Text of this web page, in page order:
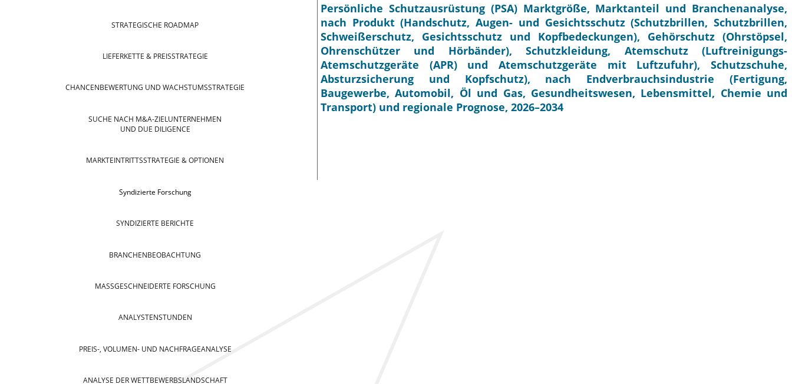
STRATEGISCHE ROADMAP
LIEFERKETTE & PREISSTRATEGIE
CHANCENBEWERTUNG UND WACHSTUMSSTRATEGIE
SUCHE NACH M&A-ZIELUNTERNEHMEN
UND DUE DILIGENCE
MARKTEINTRITTSSTRATEGIE & OPTIONEN
Syndizierte Forschung
SYNDIZIERTE BERICHTE
BRANCHENBEOBACHTUNG
MASSGESCHNEIDERTE FORSCHUNG
ANALYSTENSTUNDEN
PREIS-, VOLUMEN- UND NACHFRAGEANALYSE
ANALYSE DER WETTBEWERBSLANDSCHAFT
Persönliche Schutzausrüstung (PSA) Marktgröße, Marktanteil und Branchenanalyse,
nach Produkt (Handschutz, Augen- und Gesichtsschutz (Schutzbrillen, Schutzbrillen,
Schweißerschutz, Gesichtsschutz und Kopfbedeckungen), Gehörschutz (Ohrstöpsel,
Ohrenschützer und Hörbänder), Schutzkleidung, Atemschutz (Luftreinigungs-
Atemschutzgeräte (APR) und Atemschutzgeräte mit Luftzufuhr), Schutzschuhe,
Absturzsicherung und Kopfschutz), nach Endverbrauchsindustrie (Fertigung,
Baugewerbe, Automobil, Öl und Gas, Gesundheitswesen, Lebensmittel, Chemie und
Transport) und regionale Prognose, 2026–2034